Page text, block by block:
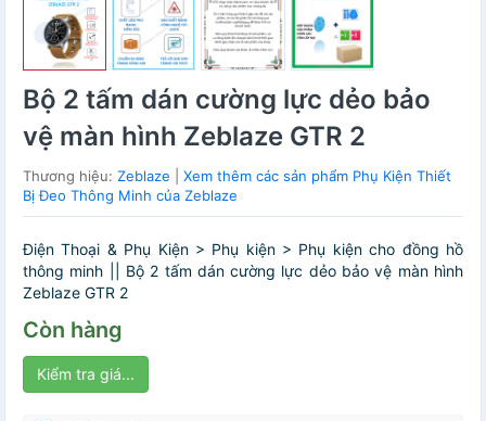
Bộ 2 tấm dán cường lực dẻo bảo
vệ màn hình Zeblaze GTR 2
Thương hiệu: Zeblaze
Xem thêm các sản phẩm Phụ Kiện Thiết
Bị Đeo Thông Minh của Zeblaze
Điện Thoại & Phụ Kiện > Phụ kiện > Phụ kiện cho đồng hồ
thông minh || Bộ 2 tấm dán cường lực dẻo bảo vệ màn hình
Zeblaze GTR 2
Còn hàng
Kiểm tra giá...